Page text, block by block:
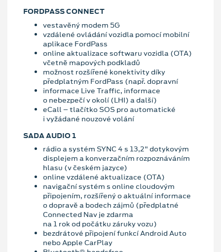
FORDPASS CONNECT
vestavěný modem 5G
vzdálené ovládání vozidla pomocí mobilní
aplikace FordPass
online aktualizace softwaru vozidla (OTA)
včetně mapových podkladů
možnost rozšířené konektivity díky
předplatným FordPass (např. dopravní
informace Live Traffic, informace
o nebezpečí v okolí (LHI) a další)
eCall – tlačítko SOS pro automatické
i vyžádané nouzové volání
SADA AUDIO 1
rádio a systém SYNC 4 s 13,2" dotykovým
displejem a konverzačním rozpoznáváním
hlasu (v českém jazyce)
online vzdálené aktualizace (OTA)
navigační systém s online cloudovým
připojením, rozšířený o aktuální informace
o dopravě a bodech zájmů (předplatné
Connected Nav je zdarma
na 1 rok od počátku záruky vozu)
bezdrátové připojení funkcí Android Auto
nebo Apple CarPlay